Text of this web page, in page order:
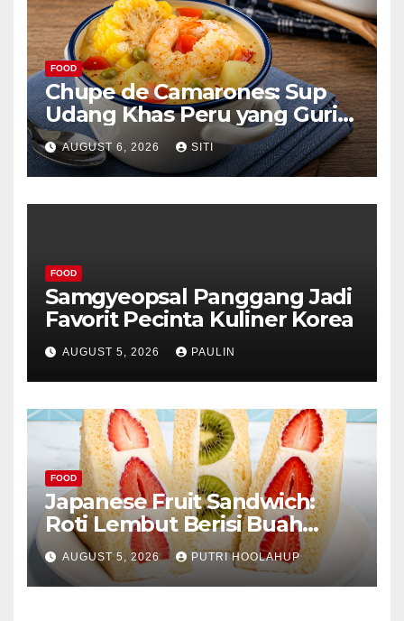
FOOD
Chupe de Camarones: Sup
Udang Khas Peru yang Gurih
Lezat
AUGUST 6, 2026 SITI
FOOD
Samgyeopsal Panggang Jadi
Favorit Pecinta Kuliner Korea
AUGUST 5, 2026 PAULIN
FOOD
Japanese Fruit Sandwich:
Roti Lembut Berisi Buah
Segar yang Memikat Selera
AUGUST 5, 2026 PUTRI HOOLAHUP